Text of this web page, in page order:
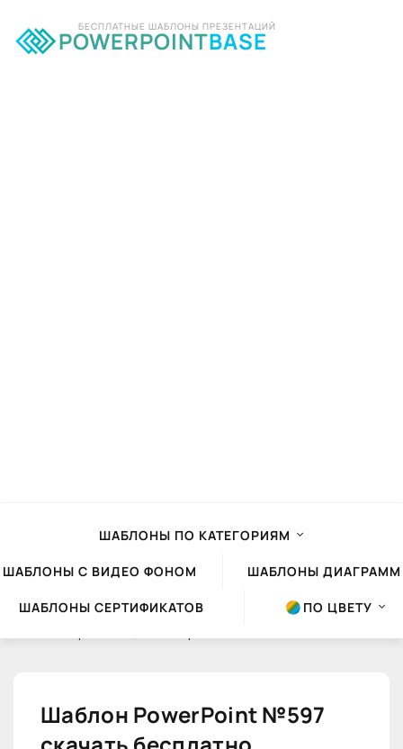
POWERPOINTBASE
БЕСПЛАТНЫЕ ШАБЛОНЫ ПРЕЗЕНТАЦИЙ
ШАБЛОНЫ ПО КАТЕГОРИЯМ
ШАБЛОНЫ С ВИДЕО ФОНОМ ШАБЛОНЫ ДИАГРАММ
ШАБЛОНЫ СЕРТИФИКАТОВ ПО ЦВЕТУ
Шаблон PowerPoint №597